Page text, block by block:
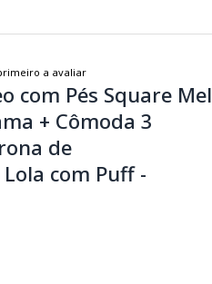
a avaliar
com Pés Square Mel
+ Cômoda 3
de
com Puff -